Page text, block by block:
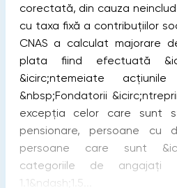
corectată, din cauza
cu taxa fixă a contribuțiilor
CNAS a calculat majorare
plata fiind efectuată
&icirc;ntemeiate
&nbsp;Fondatorii
excepția celor care sunt
pensionare, persoane cu
persoane care sunt
categoriile de angajați
1.1&ndash;1.5...